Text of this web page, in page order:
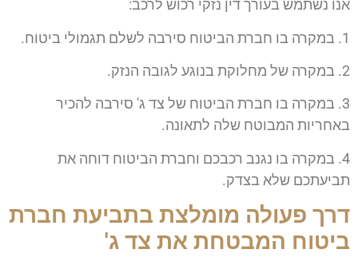
אנו נשתמש בעורך דין נזקי רכוש לרכב:
1. במקרה בו חברת הביטוח סירבה לשלם תגמולי ביטוח.
2. במקרה של מחלוקת בנוגע לגובה הנזק.
3. במקרה בו חברת הביטוח של צד ג' סירבה להכיר
באחריות המבוטח שלה לתאונה.
4. במקרה בו נגנב רכבכם וחברת הביטוח דוחה את
תביעתכם שלא בצדק.
דרך פעולה מומלצת בתביעת חברת
ביטוח המבטחת את צד ג'